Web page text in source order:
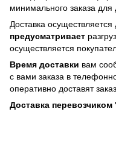
минимального заказа для
Доставка
предусматривает
осуществляется
Время доставки вам
с вами заказа в
оперативно доставят
Доставка